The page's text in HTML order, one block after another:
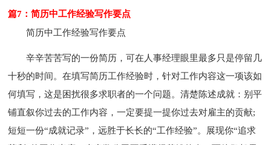
篇7：简历中工作经验写作要点
简历中工作经验写作要点
辛辛苦苦写的一份简历，可在人事经理眼里最多只是停留几
十秒的时间。在填写简历工作经验时，针对工作内容这一项该如
何填写，这是困扰很多求职者的一个问题。清楚陈述成就：别平
铺直叙你过去的工作内容，一定要提一提你过去对雇主的贡献;
短短一份“成就记录”，远胜于长长的“工作经验”。展现你“追求